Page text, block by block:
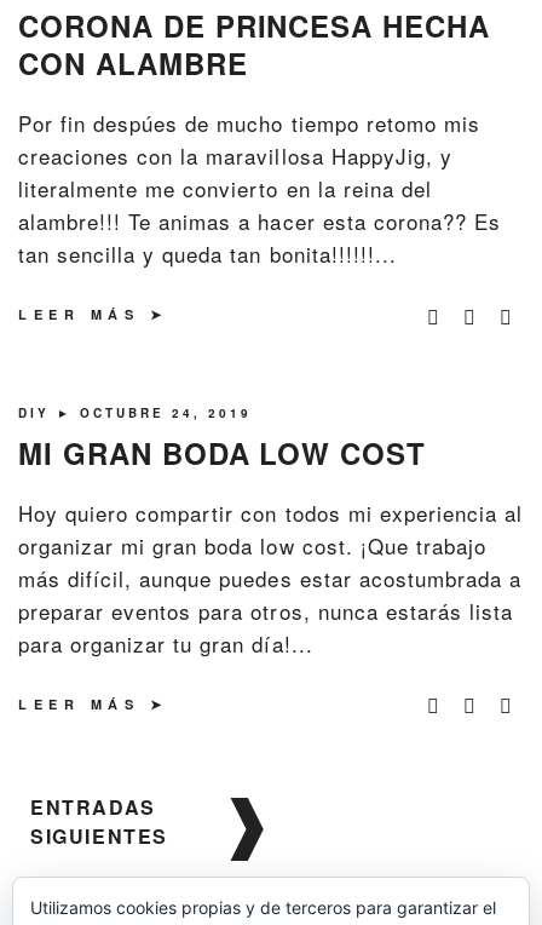
CORONA DE PRINCESA HECHA
CON ALAMBRE
Por fin despúes de mucho tiempo retomo mis
creaciones con la maravillosa HappyJig, y
literalmente me convierto en la reina del
alambre!!! Te animas a hacer esta corona?? Es
tan sencilla y queda tan bonita!!!!!!...
LEER MÁS
DIY ► OCTUBRE 24, 2019
MI GRAN BODA LOW COST
Hoy quiero compartir con todos mi experiencia al
organizar mi gran boda low cost. ¡Que trabajo
más difícil, aunque puedes estar acostumbrada a
preparar eventos para otros, nunca estarás lista
para organizar tu gran día!...
LEER MÁS
Navegación
de
entradas
ENTRADAS
SIGUIENTES
Utilizamos cookies propias y de terceros para garantizar el